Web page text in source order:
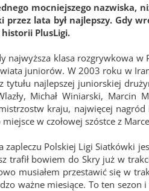
mocniejszego nazwiska,
lata był najlepszy. Gdy
PlusLigi.
najwyższa klasa rozgrywkowa w
juniorów. W 2003 roku w
tytułu najlepszej juniorskiej
Michał Winiarski, Marcin
kraju, najwięcej
w czołowej szóstce z
zapleczu Polskiej Ligi Siatkówki
trafił bowiem do Skry już w
musiałem przestawić się w
ważne miesiące. To ten